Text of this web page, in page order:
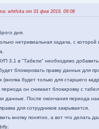
whtfcka от 01 фев 2019, 09:08
дня.
нетривиальная задача, с которой
3.1 в "Табели" необходимо добавить
блокировать правку данных для
(кнопка будет только для старшего
периода он снимает блокировку с
данные. После окончания периода
для сотрудников закрывается.
кнопку понятно, а вот что делать